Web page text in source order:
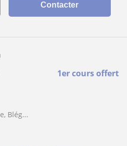
Contacter
1er cours offert
Blég...